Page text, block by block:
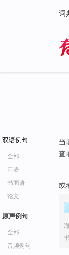
词
双语例句
全部
口语
书面语
论文
原声例句
全部
音频例句
当
查
或